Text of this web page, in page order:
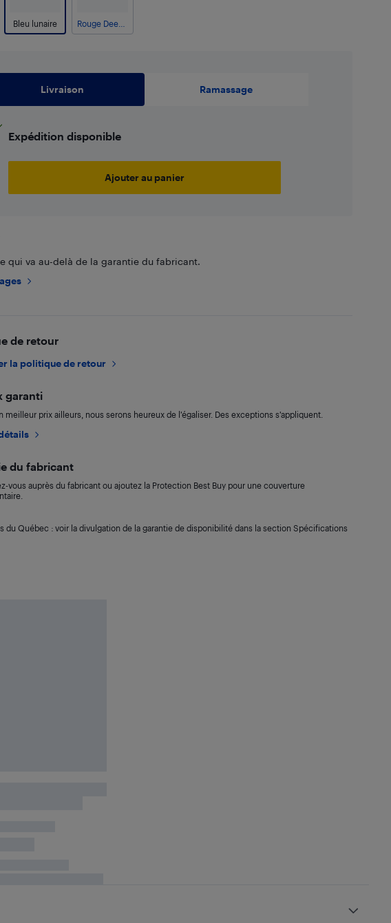
Bleu lunaire Rouge Deep Plum
Livraison Ramassage
Expédition disponible
Ajouter au panier
qui va au-delà de la garantie du fabricant.
de retour
la politique de retour
garanti
meilleur prix ailleurs, nous serons heureux de l’égaliser. Des exceptions s’appliquent.
du fabricant
vous auprès du fabricant ou ajoutez la Protection Best Buy pour une couverture
du Québec : voir la divulgation de la garantie de disponibilité dans la section Spécifications